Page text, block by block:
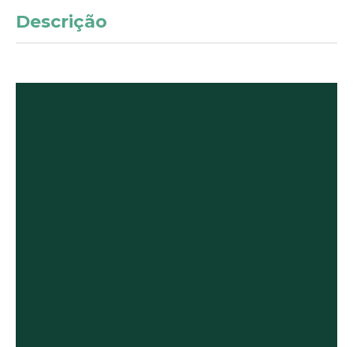
Descrição